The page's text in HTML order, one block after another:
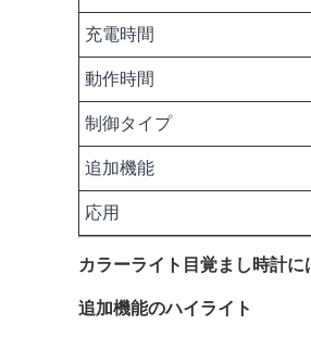
充電時間
動作時間
制御タイプ
追加機能
応用
カラーライト目覚まし時計
追加機能のハイライト